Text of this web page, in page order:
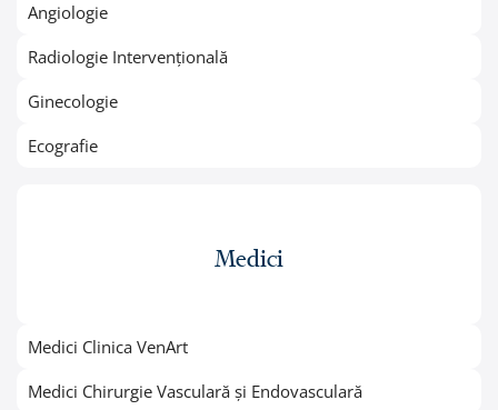
Angiologie
Radiologie Intervențională
Ginecologie
Ecografie
Medici
Medici Clinica VenArt
Medici Chirurgie Vasculară și Endovasculară